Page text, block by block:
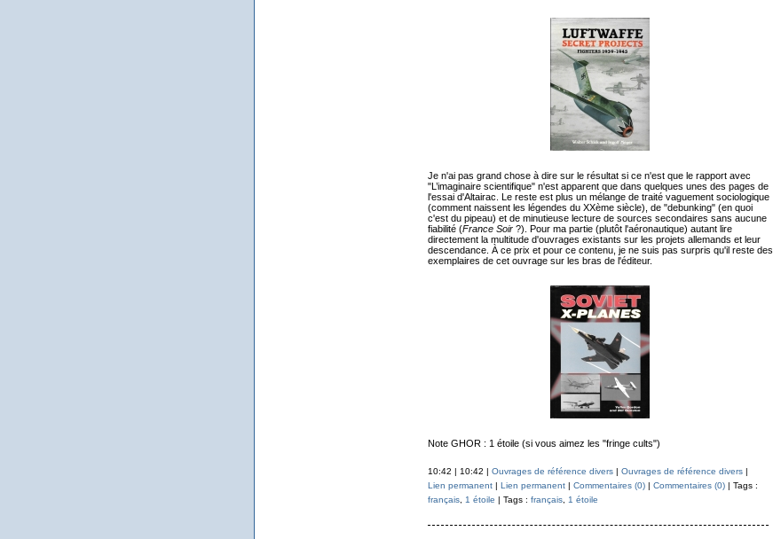
Je n'ai pas grand chose à dire sur le résultat si ce n'est que le rapport avec
"L’imaginaire scientifique" n'est apparent que dans quelques unes des pages de
l'essai d'Altairac. Le reste est plus un mélange de traité vaguement sociologique
(comment naissent les légendes du XXème siècle), de "debunking" (en quoi
c'est du pipeau) et de minutieuse lecture de sources secondaires sans aucune
fiabilité (France Soir?). Pour ma partie (plutôt l'aéronautique) autant lire
directement la multitude d'ouvrages existants sur les projets allemands et leur
descendance. À ce prix et pour ce contenu, je ne suis pas surpris qu'il reste des
exemplaires de cet ouvrage sur les bras de l'éditeur.
Note GHOR : 1 étoile (si vous aimez les "fringe cults")
10:42 | 10:42 | Ouvrages de référence divers| Ouvrages de référence divers|
Lien permanent| Lien permanent| Commentaires (0)| Commentaires (0)| Tags :
français, 1 étoile | Tags : français, 1 étoile